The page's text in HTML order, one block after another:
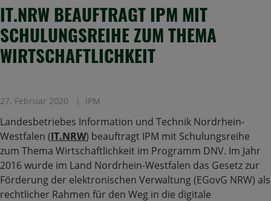
IT.NRW BEAUFTRAGT IPM MIT
SCHULUNGSREIHE ZUM THEMA
WIRTSCHAFTLICHKEIT
27. Februar 2020 IPM
Landesbetriebes Information und Technik Nordrhein-
Westfalen (IT.NRW) beauftragt IPM mit Schulungsreihe
zum Thema Wirtschaftlichkeit im Programm DNV. Im Jahr
2016 wurde im Land Nordrhein-Westfalen das Gesetz zur
Förderung der elektronischen Verwaltung (EGovG NRW) als
rechtlicher Rahmen für den Weg in die digitale